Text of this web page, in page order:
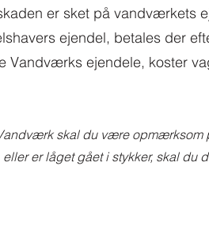
er sket på vandværkets
ejendel, betales der
Vandværks ejendele, koster
skal du være
er låget gået i stykker, skal du